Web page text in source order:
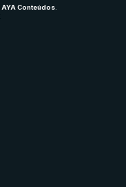
AYA Conteúdos